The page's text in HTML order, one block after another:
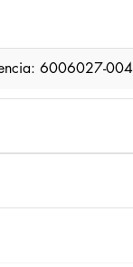
6006027-004